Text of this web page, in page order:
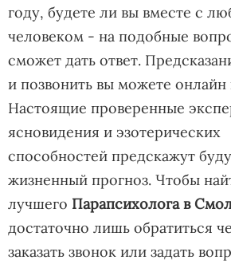
году, будете ли вы вместе с
человеком - на подобные
сможет дать ответ.
и позвонить вы можете онлайн
Настоящие проверенные
ясновидения и эзотерических
способностей предскажут
жизненный прогноз. Чтобы
лучшего Парапсихолога в
достаточно лишь обратиться
заказать звонок или задать